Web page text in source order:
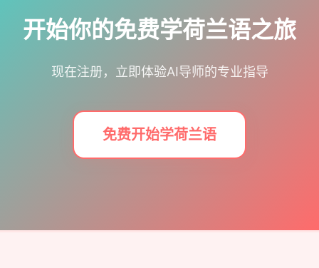
开始你的免费学荷兰语之旅
现在注册，立即体验AI导师的专业指导
免费开始学荷兰语